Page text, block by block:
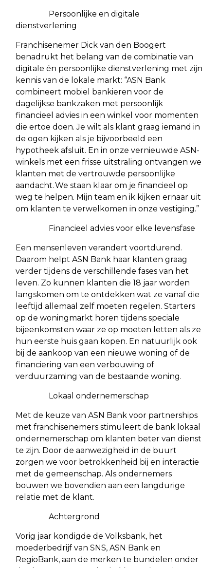
Persoonlijke en digitale
dienstverlening
Franchisenemer Dick van den Boogert
benadrukt het belang van de combinatie van
digitale én persoonlijke dienstverlening met zijn
kennis van de lokale markt: “ASN Bank
combineert mobiel bankieren voor de
dagelijkse bankzaken met persoonlijk
financieel advies in een winkel voor momenten
die ertoe doen. Je wilt als klant graag iemand in
de ogen kijken als je bijvoorbeeld een
hypotheek afsluit. En in onze vernieuwde ASN-
winkels met een frisse uitstraling ontvangen we
klanten met de vertrouwde persoonlijke
aandacht. We staan klaar om je financieel op
weg te helpen. Mijn team en ik kijken ernaar uit
om klanten te verwelkomen in onze vestiging.”
Financieel advies voor elke levensfase
Een mensenleven verandert voortdurend.
Daarom helpt ASN Bank haar klanten graag
verder tijdens de verschillende fases van het
leven. Zo kunnen klanten die 18 jaar worden
langskomen om te ontdekken wat ze vanaf die
leeftijd allemaal zelf moeten regelen. Starters
op de woningmarkt horen tijdens speciale
bijeenkomsten waar ze op moeten letten als ze
hun eerste huis gaan kopen. En natuurlijk ook
bij de aankoop van een nieuwe woning of de
financiering van een verbouwing of
verduurzaming van de bestaande woning.
Lokaal ondernemerschap
Met de keuze van ASN Bank voor partnerships
met franchisenemers stimuleert de bank lokaal
ondernemerschap om klanten beter van dienst
te zijn. Door de aanwezigheid in de buurt
zorgen we voor betrokkenheid bij en interactie
met de gemeenschap. Als ondernemers
bouwen we bovendien aan een langdurige
relatie met de klant.
Achtergrond
Vorig jaar kondigde de Volksbank, het
moederbedrijf van SNS, ASN Bank en
RegioBank, aan de merken te bundelen onder